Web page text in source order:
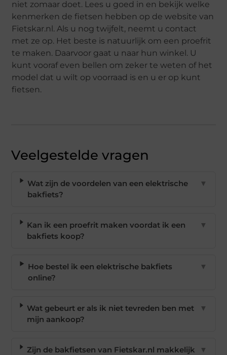
niet zomaar doet. Lees u goed in en bekijk welke
kenmerken de fietsen hebben op de website van
Fietskar.nl. Als u nog twijfelt, neemt u contact
met ze op. Het beste is natuurlijk om een proefrit
te maken. Daarvoor gaat u naar hun winkel. U
kunt vooraf even bellen om zeker te weten of het
model dat u wilt op voorraad is en u er op kunt
fietsen.
Veelgestelde vragen
Wat zijn de voordelen van een elektrische
bakfiets?
▼
Kan ik een proefrit maken voordat ik een
bakfiets koop?
▼
Hoe bestel ik een elektrische bakfiets
online?
▼
Wat gebeurt er als ik niet tevreden ben met
mijn aankoop?
▼
Zijn de bakfietsen van Fietskar.nl makkelijk
▼